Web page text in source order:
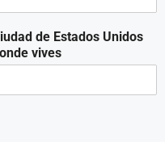
de Estados Unidos
vives